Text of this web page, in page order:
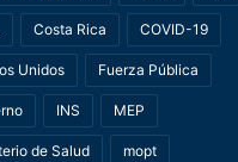
Costa Rica COVID-19
Unidos Fuerza Pública
INS MEP
de Salud mopt